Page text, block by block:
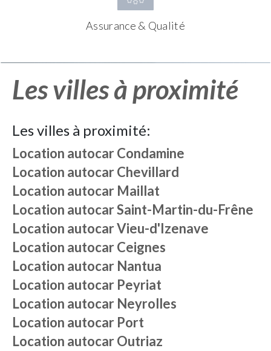
Assurance & Qualité
Les villes à proximité
Les villes à proximité:
Location autocarCondamine
Location autocarChevillard
Location autocar Maillat
Location autocarSaint-Martin-du-Frêne
Location autocarVieu-d'Izenave
Location autocarCeignes
Location autocar Nantua
Location autocar Peyriat
Location autocar Neyrolles
Location autocar Port
Location autocarOutriaz